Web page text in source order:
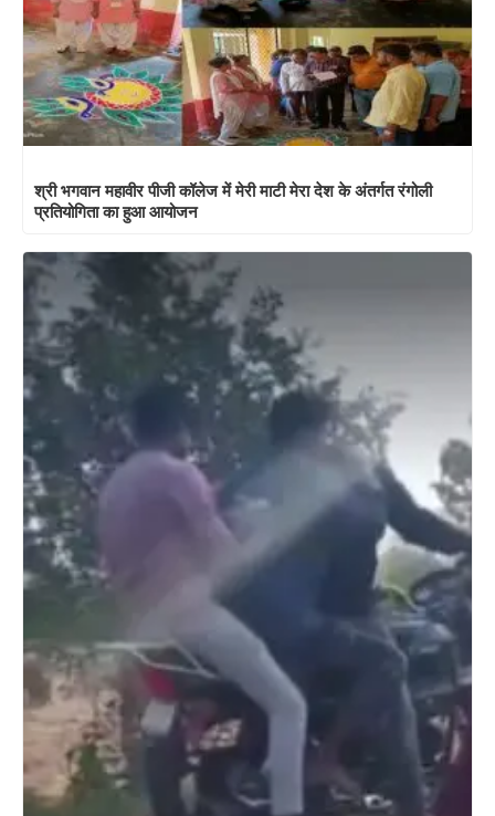
श्री भगवान महावीर पीजी कॉलेज में मेरी माटी मेरा देश के अंतर्गत रंगोली
प्रतियोगिता का हुआ आयोजन